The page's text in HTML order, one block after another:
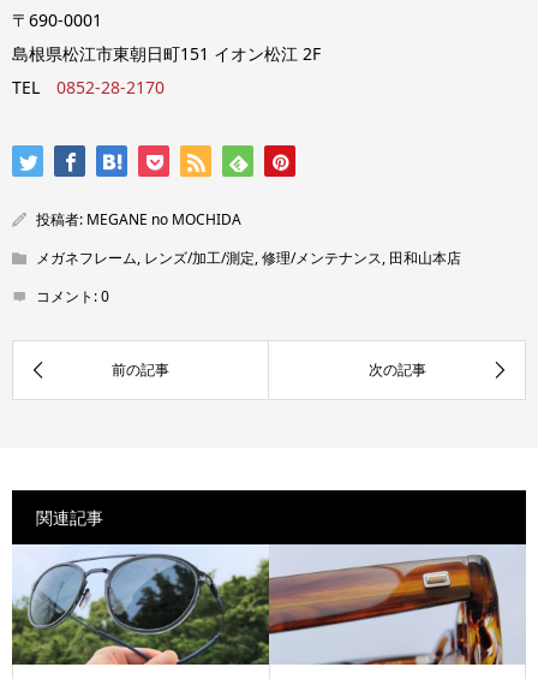
〒690-0001
島根県松江市東朝日町151 イオン松江 2F
TEL 0852-28-2170
投稿者: MEGANE no MOCHIDA
メガネフレーム, レンズ/加工/測定,修理/メンテナンス, 田和山本店
コメント:0
関連記事